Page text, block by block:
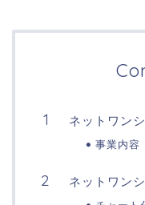
ネットワン
事業内容
ネットワン